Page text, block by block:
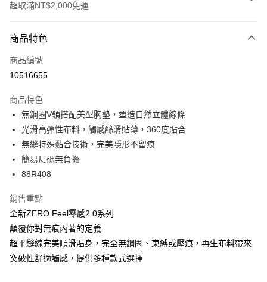
超取滿NT$2,000免運
信用卡一次付款
超商取貨付款
Apple Pay
街口支付
悠遊付
大哥付你分期
相關說明
1.本服務由台灣大哥大提供，台灣大哥大用戶可立即使用無須另外申請。
2.付款方式選擇「大哥付你分期」，訂單成立後會自動跳轉到大哥付的交易
流程，驗證手機門號後，選擇欲分期的期數、繳款截止日，確認付款後即完
成交易。
3.實際核准額度、可分期數及費用金額請依後續交易確認頁面所載為準。
AFTEE先享後付
相關說明
【關於「AFTEE先享後付」】
AFTEE先享後付是「在收到商品之後才付款」的支付方式。 讓您購物簡單
便利好安心！
商品特色
商品編號
10516655
商品特色
無鋼圈V領搭配美型胸墊，塑造自然立體線條
光滑高彈性布料，觸感絲滑貼薄，360度貼合
無縫特殊黏合技術，完美隱形不留痕
簡易尺碼無負擔
88R408
銷售重點
全新ZERO Feel零感2.0系列
顛覆你對無痕內著的定義
超平縫線完美順滑貼身，完全無鋼圈、束縛或壓痕，再生布料帶來
突破性舒適觸感，提供多種款式選擇